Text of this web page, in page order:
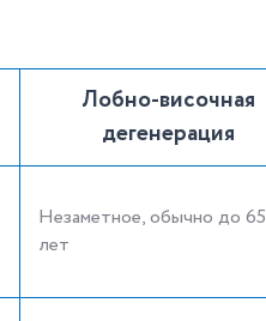
Лобно-височная
дегенерация
Незаметное, обычно до 65
лет